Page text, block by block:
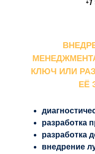
КЛЮЧ ИЛИ
ЕЁ
разработка
разработка
внедрение